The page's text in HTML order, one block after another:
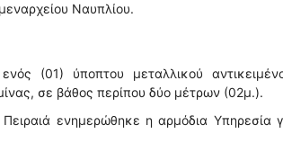
Ναυπλίου.
(01) ύποπτου μεταλλικού
σε βάθος περίπου δύο μέτρων (02μ.).
ενημερώθηκε η αρμόδια Υπηρεσία